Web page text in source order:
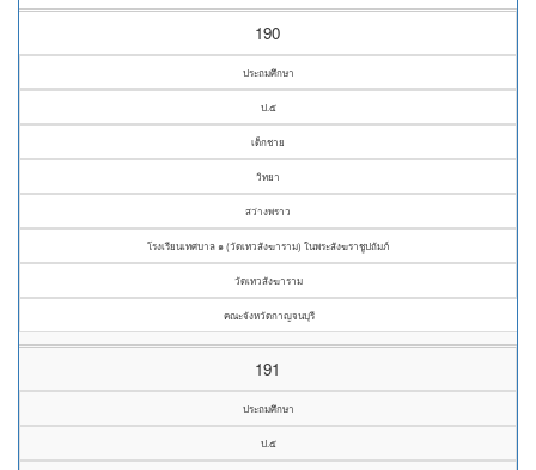
190
ประถมศึกษา
ป.๕
เด็กชาย
วิทยา
สว่างพราว
โรงเรียนเทศบาล ๑ (วัดเทวสังฆาราม) ในพระสังฆราชูปถัมภ์
วัดเทวสังฆาราม
คณะจังหวัดกาญจนบุรี
191
ประถมศึกษา
ป.๕